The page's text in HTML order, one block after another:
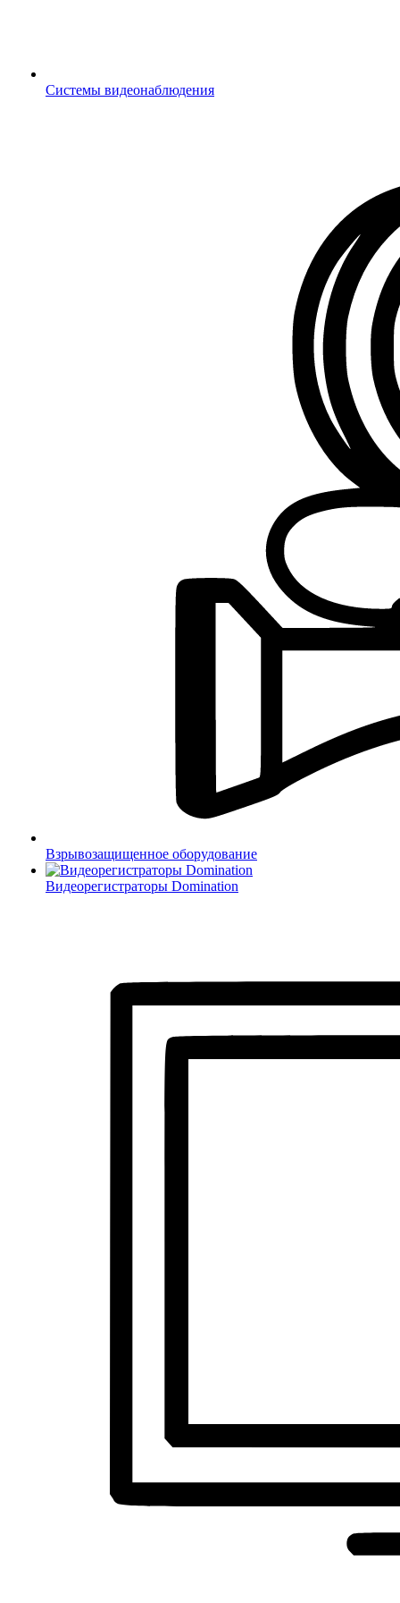
Системы видеонаблюдения
Взрывозащищенное оборудование
Видеорегистраторы Domination